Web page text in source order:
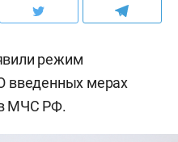
режим
введенных мерах
МЧС РФ.